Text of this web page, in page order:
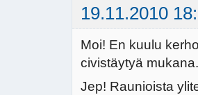
19.11.2010
Moi! En kuulu
civistäytyä mukana.
Jep! Raunioista